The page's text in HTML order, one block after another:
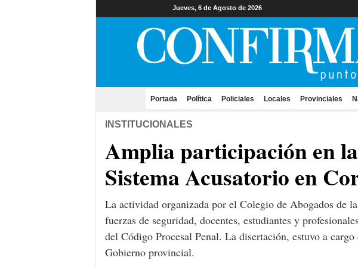
Jueves, 6 de Agosto de 2026
Portada(current)
Política Policiales Locales Provinciales
INSTITUCIONALES
Amplia participación en
Sistema Acusatorio en
La actividad organizada por el Colegio de Abogados de
fuerzas de seguridad, docentes, estudiantes y
del Código Procesal Penal. La disertación, estuvo a
Gobierno provincial.